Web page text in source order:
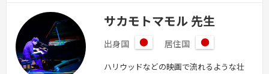
サカモトマモル 先生
出身国
本
居住国
本
ハリウッドなどの映画で流れるような壮